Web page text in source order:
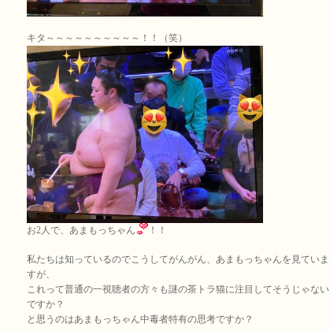
キタ～～～～～～～～～～！！（笑）
お2人で、あまもっちゃん ！！
私たちは知っているのでこうしてがんがん、あまもっちゃんを見ていま
すが、
これって普通の一視聴者の方々も謎の茶トラ猫に注目してそうじゃない
ですか？
と思うのはあまもっちゃん中毒者特有の思考ですか？